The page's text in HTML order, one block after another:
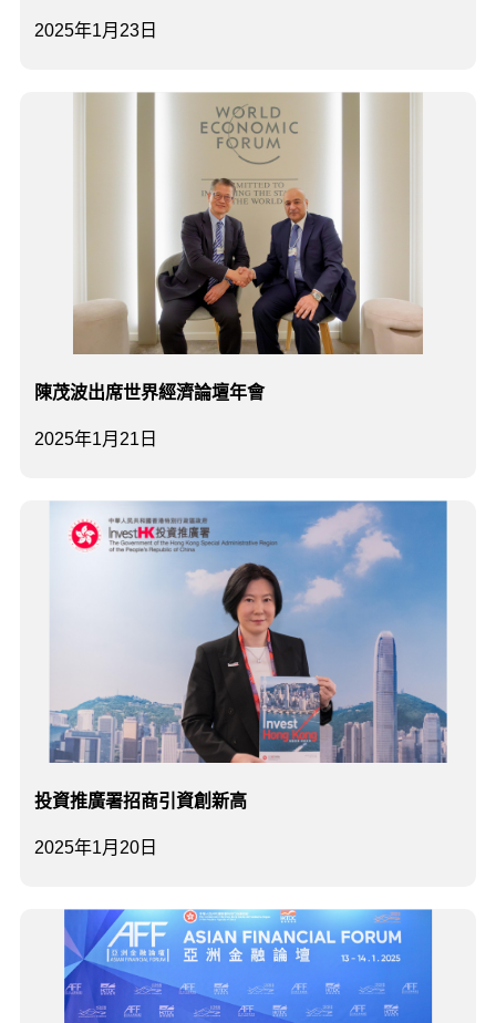
2025年1月23日
2025年1月21日
陳茂波出席世界經濟論壇年會
2025年1月20日
投資推廣署招商引資創新高